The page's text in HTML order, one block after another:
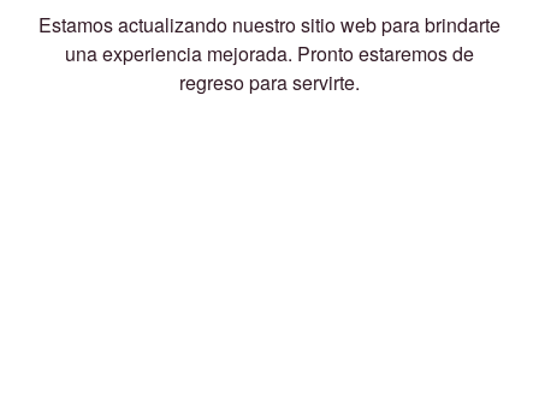
Estamos actualizando nuestro sitio web para brindarte
una experiencia mejorada. Pronto estaremos de
regreso para servirte.